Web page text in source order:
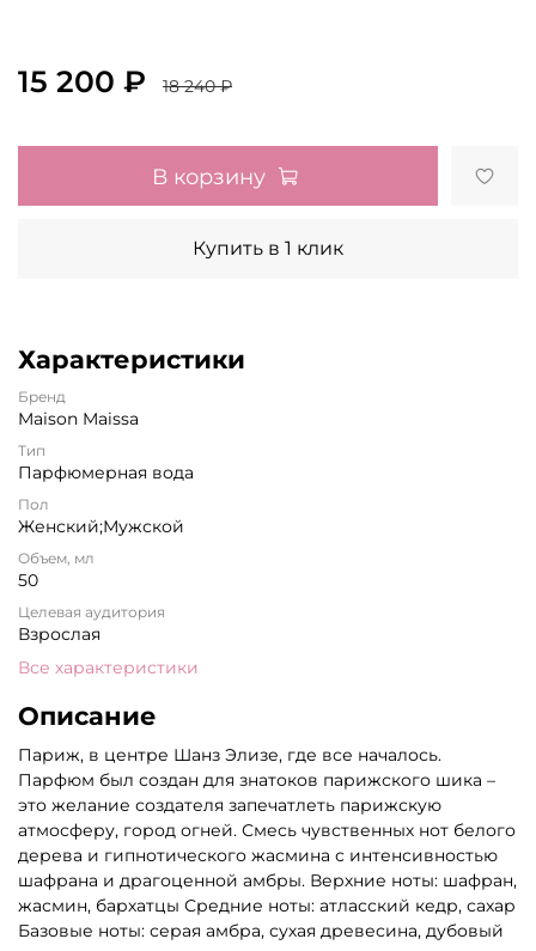
15 200 ₽ 18 240 ₽
В корзину
Купить в 1 клик
Характеристики
Бренд
Maison Maissa
Тип
Парфюмерная вода
Пол
Женский;Мужской
Объем, мл
50
Целевая аудитория
Взрослая
Все характеристики
Описание
Париж, в центре Шанз Элизе, где все началось.
Парфюм был создан для знатоков парижского шика –
это желание создателя запечатлеть парижскую
атмосферу, город огней. Смесь чувственных нот белого
дерева и гипнотического жасмина с интенсивностью
шафрана и драгоценной амбры. Верхние ноты: шафран,
жасмин, бархатцы Средние ноты: атласский кедр, сахар
Базовые ноты: серая амбра, сухая древесина, дубовый